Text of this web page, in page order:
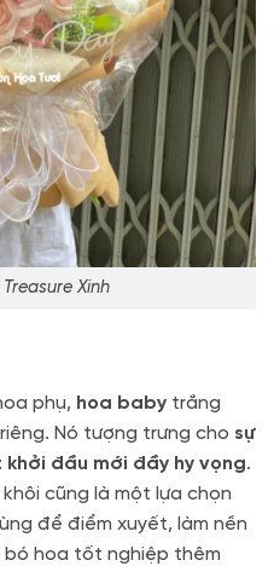
Xinh
phụ, hoa baby trắng
Nó tượng trưng cho sự
đầu mới đầy hy vọng.
cũng là một lựa chọn
để điểm xuyết, làm nền
bó hoa tốt nghiệp thêm